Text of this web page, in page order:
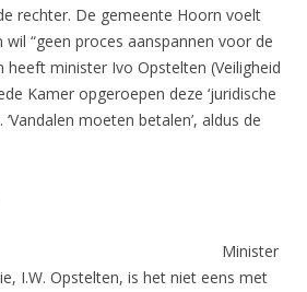
rechter. De gemeente Hoorn voelt
“geen proces aanspannen voor de
heeft minister Ivo Opstelten (Veiligheid
Kamer opgeroepen deze ‘juridische
moeten betalen’, aldus de
Minister
I.W. Opstelten, is het niet eens met